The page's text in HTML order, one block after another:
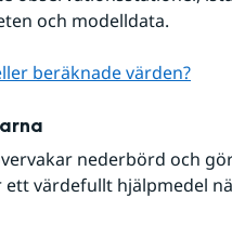
och modelldata.
beräknade värden?
nederbörd och
ett värdefullt hjälpmedel